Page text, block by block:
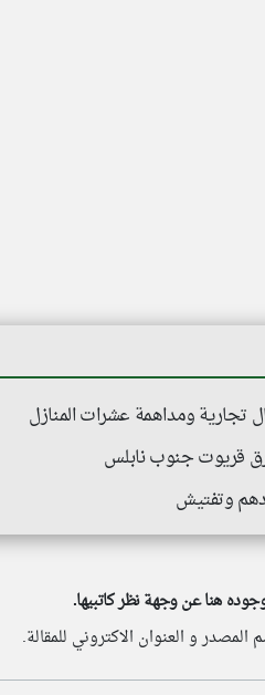
تجارية ومداهمة عشرات المنازل
قريوت جنوب نابلس
وتفتيش
هنا عن وجهة نظر كاتبيها.
و العنوان الاكتروني للمقالة.